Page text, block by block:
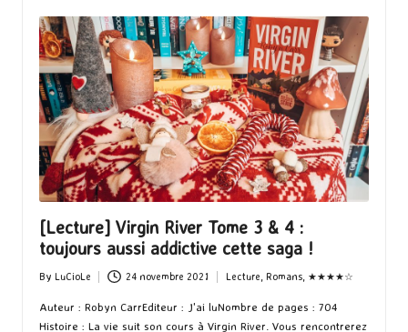
[Lecture] Virgin River Tome 3 & 4 :
toujours aussi addictive cette saga !
Posted
by
By LuCioLe 24 novembre 2021
in
Lecture, Romans, ★★★★☆
Auteur : Robyn CarrEditeur : J'ai luNombre de pages : 704
Histoire : La vie suit son cours à Virgin River. Vous rencontrerez